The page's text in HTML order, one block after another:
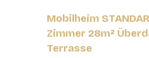
Mobilheim
Zimmer 28m²
Terrasse